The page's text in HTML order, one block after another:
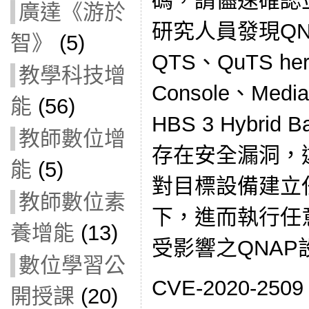
廣達《游於
智》
(5)
教學科技增
能 (56)
教師數位增
能 (5)
教師數位素
養增能 (13)
數位學習公
開授課 (20)
研究人員發現
QTS、QuTS
Console、
HBS 3 Hybrid
存在安全漏洞
對目標設備建
下，進而執行
受影響之QNAP
CVE-2020-2509